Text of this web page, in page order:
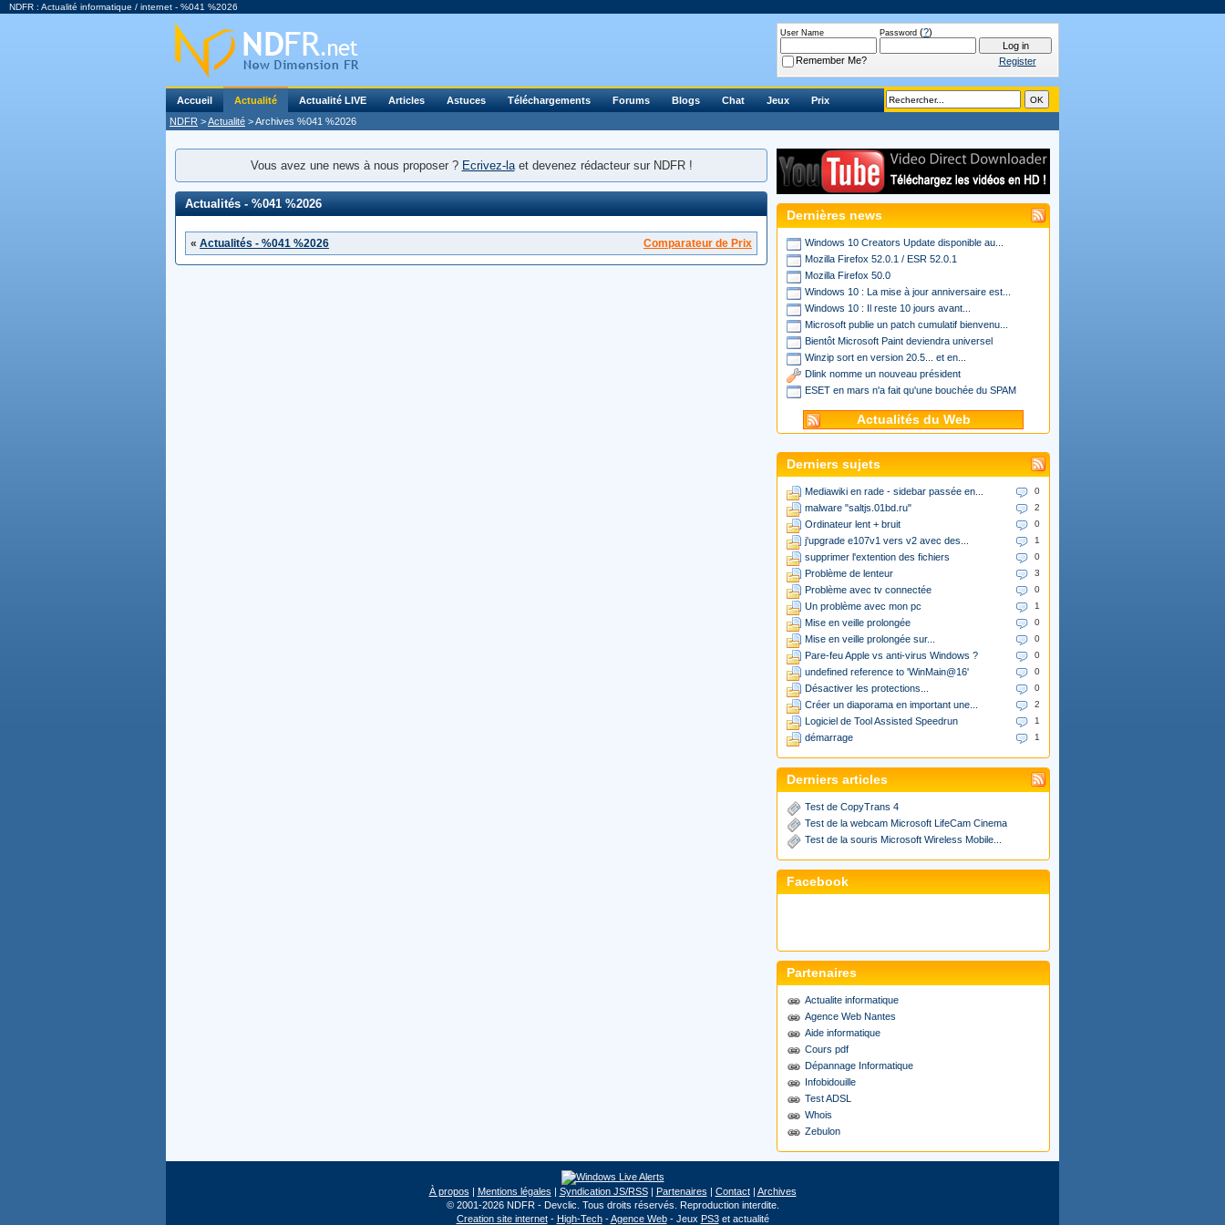
NDFR : Actualité informatique / internet - %041 %2026
Accueil Actualité Actualité LIVE Articles Astuces Téléchargements Forums Blogs Chat Jeux
Prix
NDFR >Actualité > Archives %041 %2026
User Name Password (?)
Remember Me? Register
Vous avez une news à nous proposer ? Ecrivez-laet devenez rédacteur sur NDFR !
Actualités - %041 %2026
« Actualités - %041 %2026 Comparateur de Prix
Dernières news
Windows 10 Creators Update disponible au...
Mozilla Firefox 52.0.1 / ESR 52.0.1
Mozilla Firefox 50.0
Windows 10 : La mise à jour anniversaire est...
Windows 10 : Il reste 10 jours avant...
Microsoft publie un patch cumulatif bienvenu...
Bientôt Microsoft Paint deviendra universel
Winzip sort en version 20.5... et en...
Dlink nomme un nouveau président
ESET en mars n'a fait qu'une bouchée du SPAM
Actualités du Web
Derniers sujets
0
Mediawiki en rade - sidebar passée en...
2
malware "saltjs.01bd.ru"
0
Ordinateur lent + bruit
1
j'upgrade e107v1 vers v2 avec des...
0
supprimer l'extention des fichiers
3
Problème de lenteur
0
Problème avec tv connectée
1
Un problème avec mon pc
0
Mise en veille prolongée
0
Mise en veille prolongée sur...
0
Pare-feu Apple vs anti-virus Windows ?
0
undefined reference to 'WinMain@16'
0
Désactiver les protections...
2
Créer un diaporama en important une...
1
Logiciel de Tool Assisted Speedrun
1
démarrage
Derniers articles
Test de CopyTrans 4
Test de la webcam Microsoft LifeCam Cinema
Test de la souris Microsoft Wireless Mobile...
Facebook
Partenaires
Actualite informatique
Agence Web Nantes
Aide informatique
Cours pdf
Dépannage Informatique
Infobidouille
Test ADSL
Whois
Zebulon
À propos | Mentions légales | Syndication JS/RSS| Partenaires | Contact| Archives
© 2001-2026 NDFR - Devclic. Tous droits réservés. Reproduction interdite.
Creation site internet- High-Tech-Agence Web- Jeux PS3et actualité